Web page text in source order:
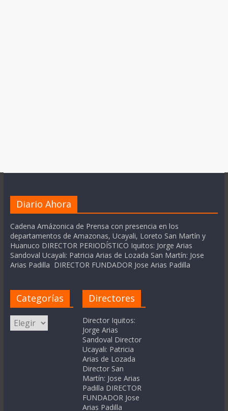
Diario Ahora
Cadena Amázonica de Prensa con presencia en los
departamentos de Amazonas, Ucayali, Loreto San Martín y
Huanuco DIRECTOR PERIODÍSTICO Iquitos: Jorge Arias
Sandoval Ucayali: Patricia Arias de Lozada San Martín: Jose
Arias Padilla DIRECTOR FUNDADOR Jose Arias Padilla
Categorías
Categorías
Directores
Director Iquitos:
Jorge Arias
Sandoval Director
Ucayali: Patricia
Arias de Lozada
Director San
Martín: Jose Arias
Padilla DIRECTOR
FUNDADOR Jose
Arias Padilla